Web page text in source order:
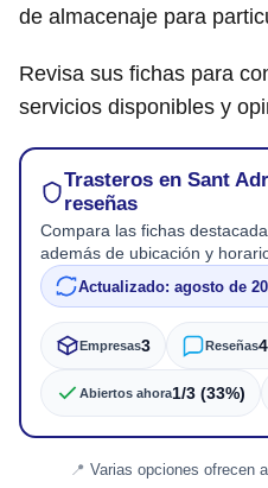
de almacenaje para
Revisa sus fichas para
servicios disponibles y
Trasteros en Sant
reseñas
Compara las fichas
además de ubicación y
Actualizado: agosto de
Empresas3 Reseñas
Abiertos ahora1/3 (33%)
Varias opciones ofrecen